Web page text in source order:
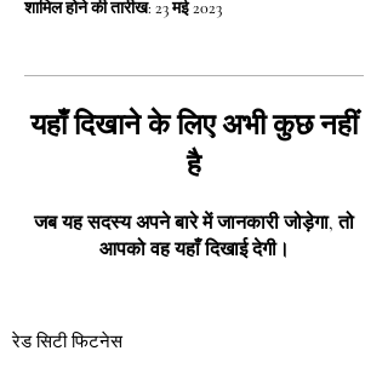
शामिल होने की तारीख: 23 मई 2023
यहाँ दिखाने के लिए अभी कुछ नहीं
है
जब यह सदस्य अपने बारे में जानकारी जोड़ेगा, तो
आपको वह यहाँ दिखाई देगी।
रेड सिटी फिटनेस